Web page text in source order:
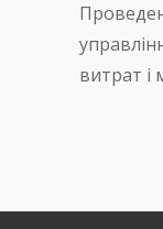
витрат і